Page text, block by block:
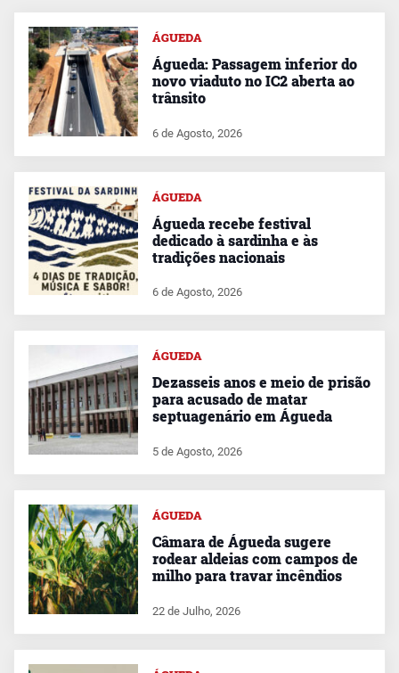
ÁGUEDA
Águeda: Passagem inferior do
novo viaduto no IC2 aberta ao
trânsito
6 de Agosto, 2026
ÁGUEDA
Águeda recebe festival
dedicado à sardinha e às
tradições nacionais
6 de Agosto, 2026
ÁGUEDA
Dezasseis anos e meio de prisão
para acusado de matar
septuagenário em Águeda
5 de Agosto, 2026
ÁGUEDA
Câmara de Águeda sugere
rodear aldeias com campos de
milho para travar incêndios
22 de Julho, 2026